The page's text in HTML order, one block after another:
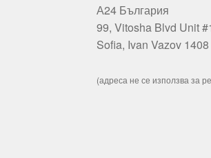
А24 България
99, Vitosha Blvd Unit
Sofia, Ivan Vazov 1408
(адреса не се използва за